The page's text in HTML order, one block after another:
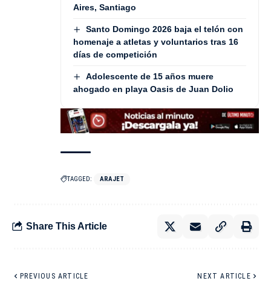
Aires, Santiago
Santo Domingo 2026 baja el telón con
homenaje a atletas y voluntarios tras 16
días de competición
Adolescente de 15 años muere
ahogado en playa Oasis de Juan Dolio
TAGGED: ARAJET
Share This Article
PREVIOUS ARTICLE NEXT ARTICLE